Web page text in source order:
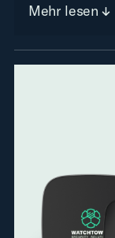
Mehr lesen